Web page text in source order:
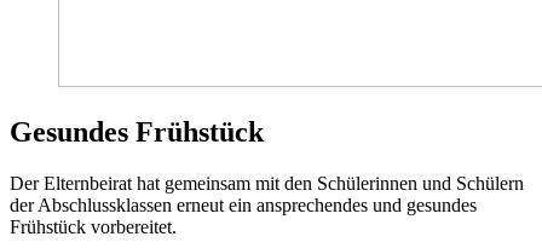
Gesundes Frühstück
Der Elternbeirat hat gemeinsam mit den Schülerinnen und Schülern
der Abschlussklassen erneut ein ansprechendes und gesundes
Frühstück vorbereitet.